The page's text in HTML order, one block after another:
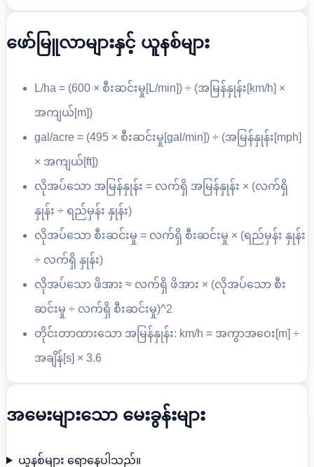
ဖော်မြူလာများနှင့် ယူနစ်များ
L/ha = (600 × စီးဆင်းမှု[L/min]) ÷ (အမြန်နှုန်း[km/h] ×
အကျယ်[m])
gal/acre = (495 × စီးဆင်းမှု[gal/min]) ÷ (အမြန်နှုန်း[mph]
× အကျယ်[ft])
လိုအပ်သော အမြန်နှုန်း = လက်ရှိ အမြန်နှုန်း × (လက်ရှိ
နှုန်း ÷ ရည်မှန်း နှုန်း)
လိုအပ်သော စီးဆင်းမှု = လက်ရှိ စီးဆင်းမှု × (ရည်မှန်း နှုန်း
÷ လက်ရှိ နှုန်း)
လိုအပ်သော ဖိအား ≈ လက်ရှိ ဖိအား × (လိုအပ်သော စီး
ဆင်းမှု ÷ လက်ရှိ စီးဆင်းမှု)^2
တိုင်းတာထားသော အမြန်နှုန်း: km/h = အကွာအဝေး[m] ÷
အချိန်[s] × 3.6
အမေးများသော မေးခွန်းများ
ယူနစ်များ ရောနေပါသည်။